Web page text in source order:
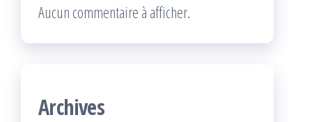
Aucun commentaire à afficher.
Archives